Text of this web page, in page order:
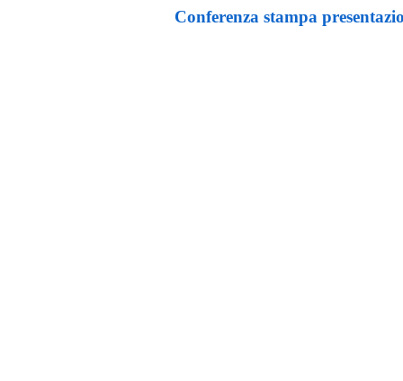
Conferenza stampa